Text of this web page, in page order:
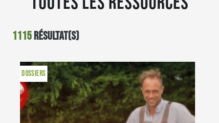
1115résultat(s)
DOSSIERS